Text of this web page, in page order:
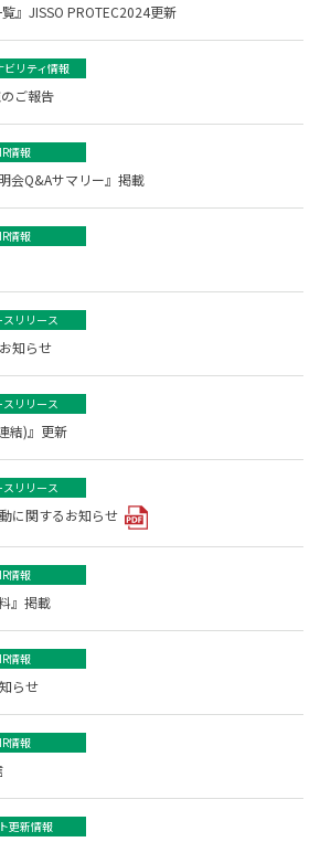
』JISSO PROTEC2024更新
ビリティ情報
ご報告
IR情報
会Q&Aサマリー』掲載
IR情報
スリリース
知らせ
スリリース
結)』更新
スリリース
に関するお知らせ
IR情報
』掲載
IR情報
らせ
IR情報
更新情報